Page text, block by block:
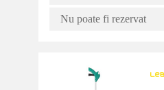
Nu poate fi rezervat